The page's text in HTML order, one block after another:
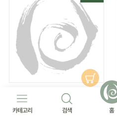
(농할 국산)벌집삼겹살(500g)
카테고리 검색 홈